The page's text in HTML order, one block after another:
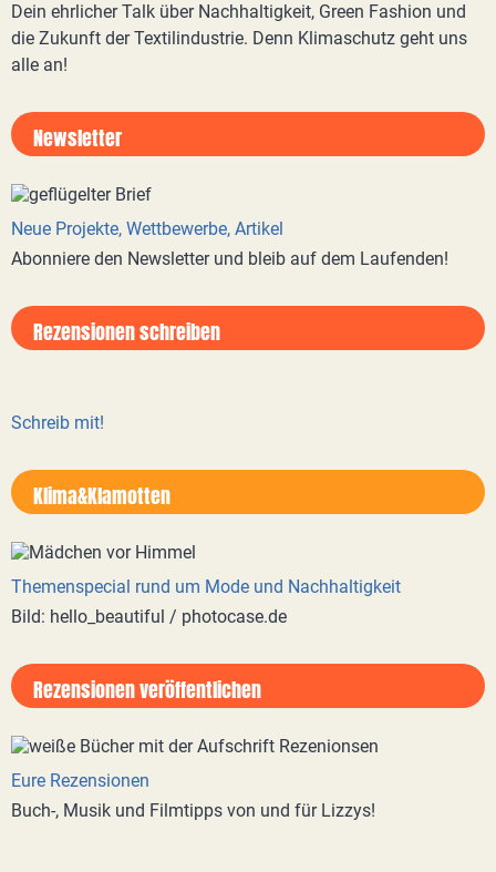
Dein ehrlicher Talk über Nachhaltigkeit, Green Fashion und
die Zukunft der Textilindustrie. Denn Klimaschutz geht uns
alle an!
Newsletter
Neue Projekte, Wettbewerbe, Artikel
Abonniere den Newsletter und bleib auf dem Laufenden!
Rezensionen schreiben
Schreib mit!
Klima&Klamotten
Themenspecial rund um Mode und Nachhaltigkeit
Bild: hello_beautiful / photocase.de
Rezensionen veröffentlichen
Eure Rezensionen
Buch-, Musik und Filmtipps von und für Lizzys!